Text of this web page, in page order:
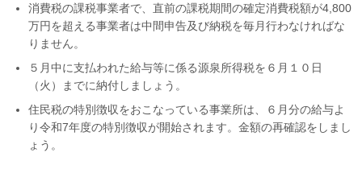
消費税の課税事業者で、直前の課税期間の確定消費税額が4,800
万円を超える事業者は中間申告及び納税を毎月行わなければな
りません。
５月中に支払われた給与等に係る源泉所得税を６月１０日
（火）までに納付しましょう。
住民税の特別徴収をおこなっている事業所は、６月分の給与よ
り令和7年度の特別徴収が開始されます。金額の再確認をしまし
ょう。